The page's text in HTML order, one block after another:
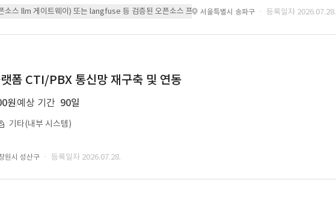
스 llm 게이트웨이) 또는 langfuse 등 검증된 오픈소스 프레임워크를 기반으로 시스템을 구축
서울특별시 송파구 · 등록일자 2026.07.28.
폼 CTI/PBX 통신망 재구축 및 연동
원 예상 기간 90일
기타(내부 시스템)
원시 성산구 · 등록일자 2026.07.28.